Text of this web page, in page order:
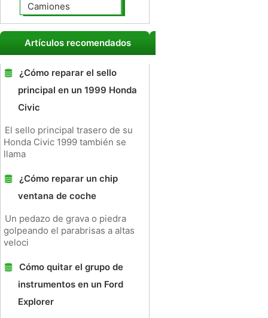
Camiones
Artículos recomendados
¿Cómo reparar el sello
principal en un 1999 Honda
Civic
El sello principal trasero de su
Honda Civic 1999 también se
llama
¿Cómo reparar un chip
ventana de coche
Un pedazo de grava o piedra
golpeando el parabrisas a altas
veloci
Cómo quitar el grupo de
instrumentos en un Ford
Explorer